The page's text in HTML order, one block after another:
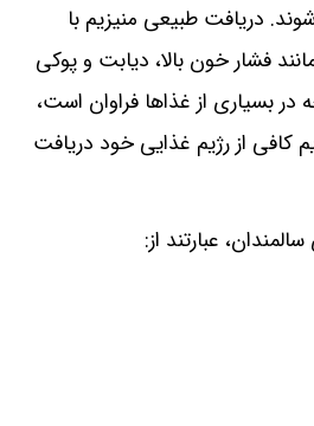
دریافت طبیعی منیزیم با
فشار خون بالا، دیابت و پوکی
بسیاری از غذاها فراوان است،
کافی از رژیم غذایی خود دریافت
عبارتند از: